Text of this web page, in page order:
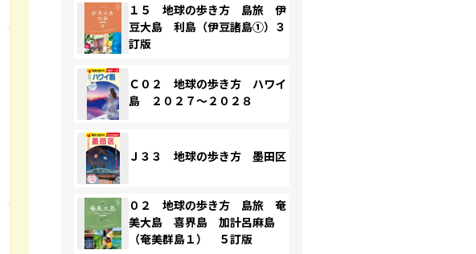
１５ 地球の歩き方 島旅 伊
豆大島 利島（伊豆諸島①）３
訂版
Ｃ０２ 地球の歩き方 ハワイ
島 ２０２７～２０２８
Ｊ３３ 地球の歩き方 墨田区
０２ 地球の歩き方 島旅 奄
美大島 喜界島 加計呂麻島
（奄美群島１） ５訂版